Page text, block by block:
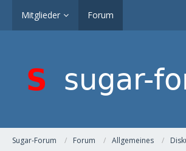
Mitglieder Forum
Sugar-Forum Forum Allgemeines